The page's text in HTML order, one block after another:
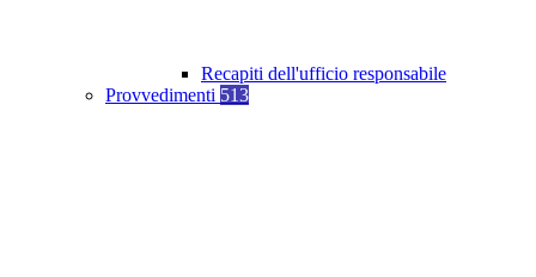
Recapiti dell'ufficio responsabile
Provvedimenti 513